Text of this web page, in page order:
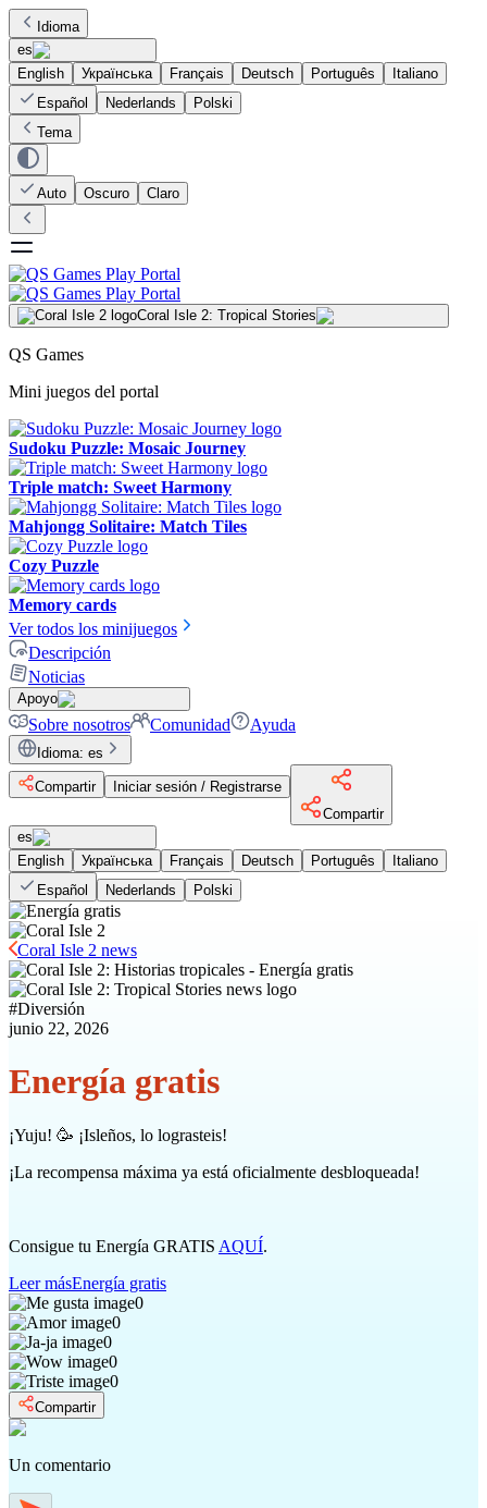
Idioma
es
English
Українська Français Deutsch Português
Italiano
Español
Nederlands
Polski
Tema
Auto Oscuro Claro
Coral Isle 2: Tropical Stories
QS Games
Mini juegos del portal
Sudoku Puzzle: Mosaic Journey
Triple match: Sweet Harmony
Mahjongg Solitaire: Match Tiles
Cozy Puzzle
Memory cards
Ver todos los minijuegos
Descripción
Noticias
Apoyo
Sobre nosotros Comunidad Ayuda
Idioma: es
Compartir
Iniciar sesión / Registrarse
Compartir
es
English
Українська Français Deutsch Português
Italiano
Español
Nederlands Polski
Coral Isle 2 news
#Diversión
junio 22, 2026
Energía gratis
¡Yuju! 🥳 ¡Isleños, lo lograsteis!
¡La recompensa máxima ya está oficialmente desbloqueada!
Consigue tu Energía GRATIS AQUÍ.
Leer másEnergía gratis
0
0
0
0
0
Compartir
Un comentario